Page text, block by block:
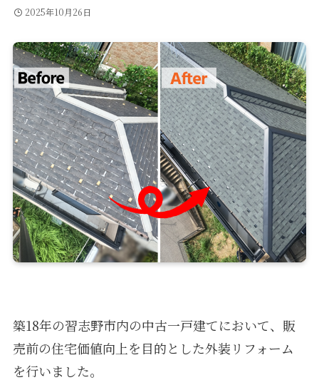
2025年10月26日
築18年の習志野市内の中古一戸建てにおいて、販
売前の住宅価値向上を目的とした外装リフォーム
を行いました。